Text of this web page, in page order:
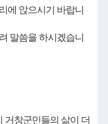
에 앉으시기 바랍니
말씀을 하시겠습니
거창군민들의 삶이 더